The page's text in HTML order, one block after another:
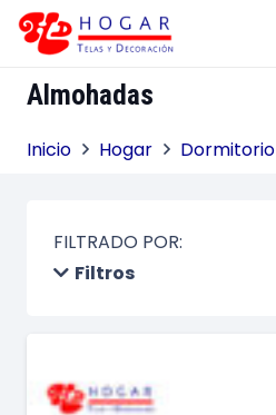
Almohadas
Inicio Hogar Dormitorio
FILTRADO POR:
Filtros